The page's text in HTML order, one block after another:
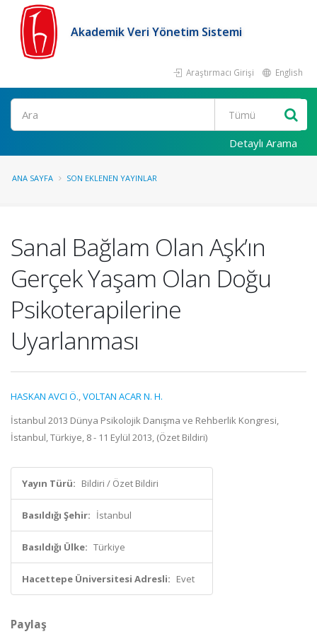
Akademik Veri Yönetim Sistemi
Araştırmacı Girişi English
Ara
Detaylı Arama
ANA SAYFA SON EKLENEN YAYINLAR
Sanal Bağlam Olan Aşk’ın
Gerçek Yaşam Olan Doğu
Psikoterapilerine
Uyarlanması
HASKAN AVCI Ö.,VOLTAN ACAR N. H.
İstanbul 2013 Dünya Psikolojik Danışma ve Rehberlik Kongresi,
İstanbul, Türkiye, 8 - 11 Eylül 2013, (Özet Bildiri)
Yayın Türü: Bildiri / Özet Bildiri
Basıldığı Şehir: İstanbul
Basıldığı Ülke: Türkiye
Hacettepe Üniversitesi Adresli: Evet
Paylaş